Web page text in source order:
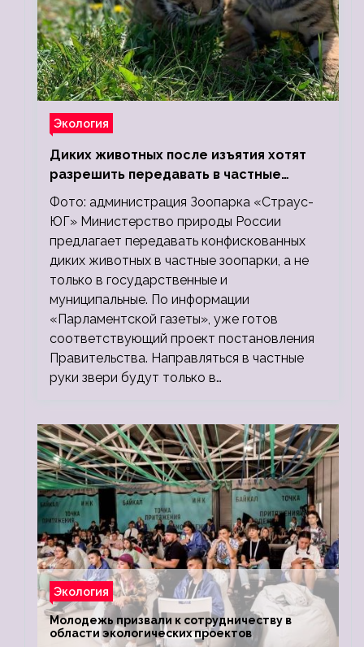
Экология
Диких животных после изъятия хотят
разрешить передавать в частные
зоопарки
Фото: администрация Зоопарка «Страус-
ЮГ» Министерство природы России
предлагает передавать конфискованных
диких животных в частные зоопарки, а не
только в государственные и
муниципальные. По информации
«Парламентской газеты», уже готов
соответствующий проект постановления
Правительства. Направляться в частные
руки звери будут только в…
Экология
Молодежь призвали к сотрудничеству в
области экологических проектов